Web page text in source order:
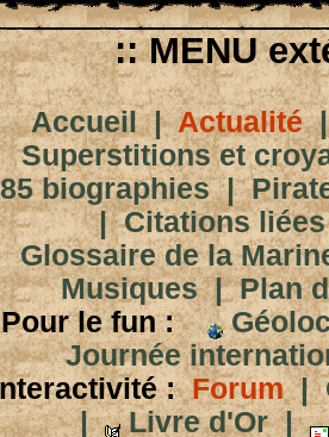
:: MENU
Accueil|Actualité
Superstitions et
85 biographies|
|Citations
Glossaire de la
Musiques|Plan
Pour le fun :
Journée
: Forum|
|
Livre d'Or|